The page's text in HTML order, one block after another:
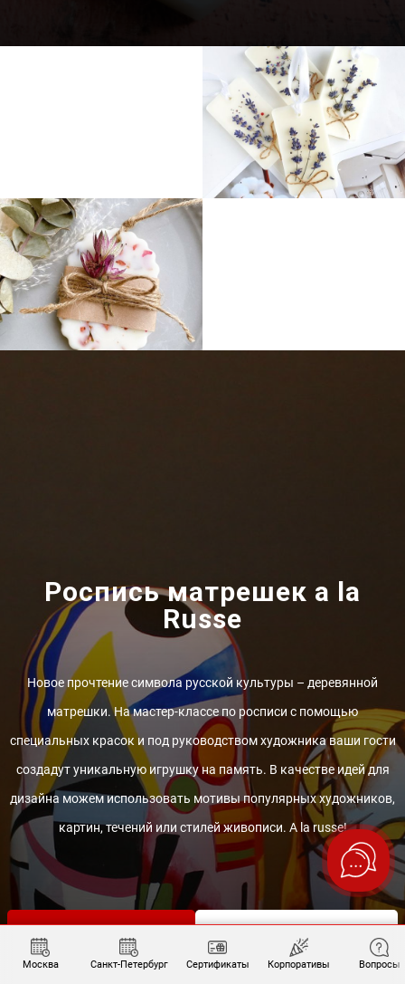
Москва Санкт-Петербург Сертификаты Корпоративы Вопросы
Роспись матрешек a la
Russe
Новое прочтение символа русской культуры – деревянной
матрешки. На мастер-классе по росписи с помощью
специальных красок и под руководством художника ваши гости
создадут уникальную игрушку на память. В качестве идей для
дизайна можем использовать мотивы популярных художников,
картин, течений или стилей живописи. A la russe!
ЗАПОЛНИТЬ БРИФ УЗНАТЬ ПОДРОБНЕЕ